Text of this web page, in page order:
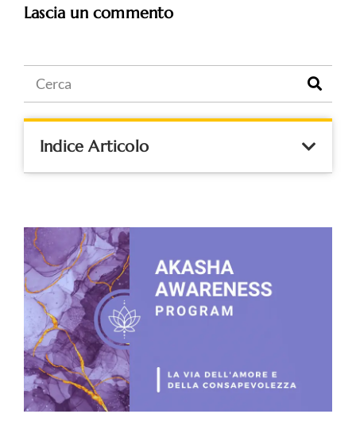
Lascia un commento
Indice Articolo